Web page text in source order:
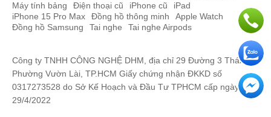
Plus 5G Hàn Quốc Cũcó thể hoạt động liên tục đến hơn 7 tiếng
với cường độ cao. Đồng thời, mẫu điện thoại Samsung Galaxy
S21+ 5G Hàn Quốc Cũ cũng được trang bị sạc nhanh công suất 25
W, pin cho phép điện thoại sử dụng liên tục nhiều giờ chỉ với vài
phút sạc pin, sẵn sàng cho một ngày dài của bạn.
Với hàng loạt công nghệ đỉnh cao cùng thiết kế sang trọng, bắt
mắt, Samsung Galaxy S21 Plus 5G Hàn Quốc Cũ like new giá rẻ
chắc chắc là siêu phẩm trong giới điện thoại Android cực kỳ đáng
Máy tính bảng
Điện thoại cũ iPhone cũ
iPad
iPhone 15 Pro Max
Đồng hồ thông minh
Apple Watch
Đồng hồ Samsung
Tai nghe Tai nghe Airpods
Công ty TNHH CÔNG NGHỆ DHM, địa chỉ 29 Đường 3 Tháng 2,
Phường Vườn Lài, TP.HCM Giấy chứng nhận ĐKKD số
0317273528 do Sở Kế Hoạch và Đầu Tư TPHCM cấp ngày
29/4/2022